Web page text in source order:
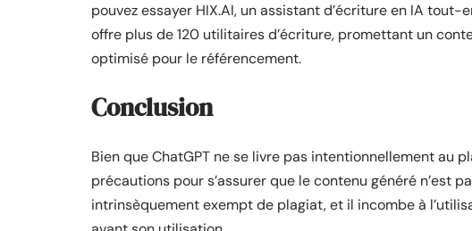
pouvez essayer HIX.AI, un assistant d’écriture en IA
offre plus de 120 utilitaires d’écriture, promettant un
optimisé pour le référencement.
Conclusion
Bien que ChatGPT ne se livre pas intentionnellement au
précautions pour s’assurer que le contenu généré n’est
intrinsèquement exempt de plagiat, et il incombe à